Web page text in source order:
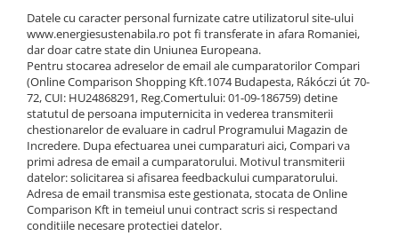
Datele cu caracter personal furnizate catre utilizatorul site-ului
www.energiesustenabila.ro pot fi transferate in afara Romaniei,
dar doar catre state din Uniunea Europeana.
Pentru stocarea adreselor de email ale cumparatorilor Compari
(Online Comparison Shopping Kft.1074 Budapesta, Rákóczi út 70-
72, CUI: HU24868291, Reg.Comertului: 01-09-186759) detine
statutul de persoana imputernicita in vederea transmiterii
chestionarelor de evaluare in cadrul Programului Magazin de
Incredere. Dupa efectuarea unei cumparaturi aici, Compari va
primi adresa de email a cumparatorului. Motivul transmiterii
datelor: solicitarea si afisarea feedbackului cumparatorului.
Adresa de email transmisa este gestionata, stocata de Online
Comparison Kft in temeiul unui contract scris si respectand
conditiile necesare protectiei datelor.